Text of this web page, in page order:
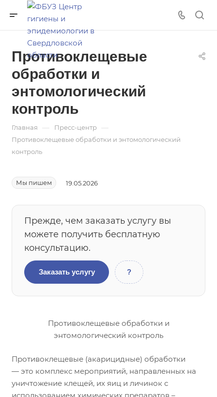
Противоклещевые
обработки и
энтомологический
контроль
Главная — Пресс-центр —
Противоклещевые обработки и энтомологический
контроль
Мы пишем 19.05.2026
Прежде, чем заказать услугу вы
можете получить бесплатную
консультацию.
Заказать услугу ?
Противоклещевые обработки и
энтомологический контроль
Противоклещевые (акарицидные) обработки
— это комплекс мероприятий, направленных на
уничтожение клещей, их яиц и личинок с